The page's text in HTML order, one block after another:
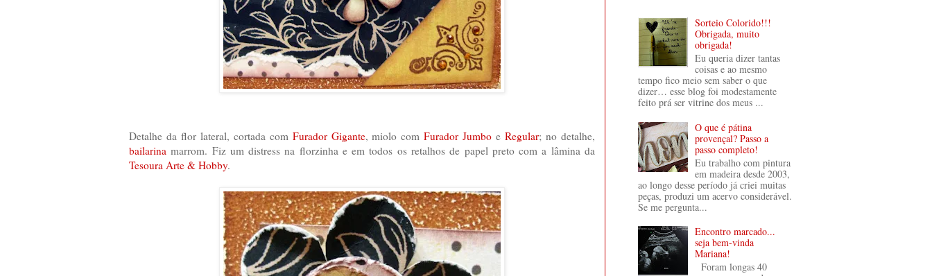
Detalhe da flor lateral, cortada com Furador Gigante, miolo comFurador Jumbo eRegular; no detalhe,
bailarina marrom. Fiz um distress na florzinha e em todos os retalhos de papel preto com a lâmina da
Tesoura Arte & Hobby.
Sorteio Colorido!!!
Obrigada, muito
obrigada!
Eu queria dizer tantas
coisas e ao mesmo
tempo fico meio sem saber o que
dizer… esse blog foi modestamente
feito prá ser vitrine dos meus ...
O que é pátina
provençal? Passo a
passo completo!
Eu trabalho com pintura
em madeira desde 2003,
ao longo desse período já criei muitas
peças, produzi um acervo considerável.
Se me pergunta...
Encontro marcado...
seja bem-vinda
Mariana!
Foram longas 40